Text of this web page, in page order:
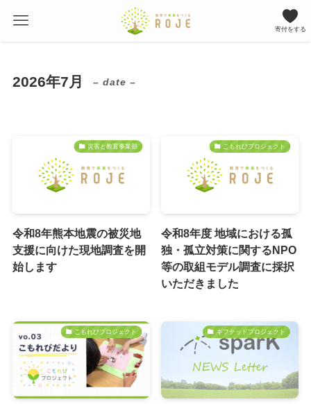
寄付をする
2026年7月 – date –
災害と教育事業部
令和8年熊本地震の被災地
支援に向けた現地調査を開
始します
こもれびプロジェクト
令和8年度 地域における孤
独・孤立対策に関するNPO
等の取組モデル調査に採択
いただきました
こもれびプロジェクト ギフテッドプロジェクト